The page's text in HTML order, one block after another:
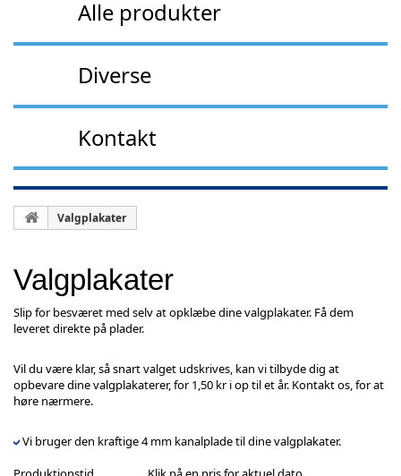
Alle produkter
Diverse
Kontakt
Valgplakater
Valgplakater
Slip for besværet med selv at opklæbe dine valgplakater. Få dem
leveret direkte på plader.
Vil du være klar, så snart valget udskrives, kan vi tilbyde dig at
opbevare dine valgplakaterer, for 1,50 kr i op til et år. Kontakt os, for at
høre nærmere.
Vi bruger den kraftige 4 mm kanalplade til dine valgplakater.